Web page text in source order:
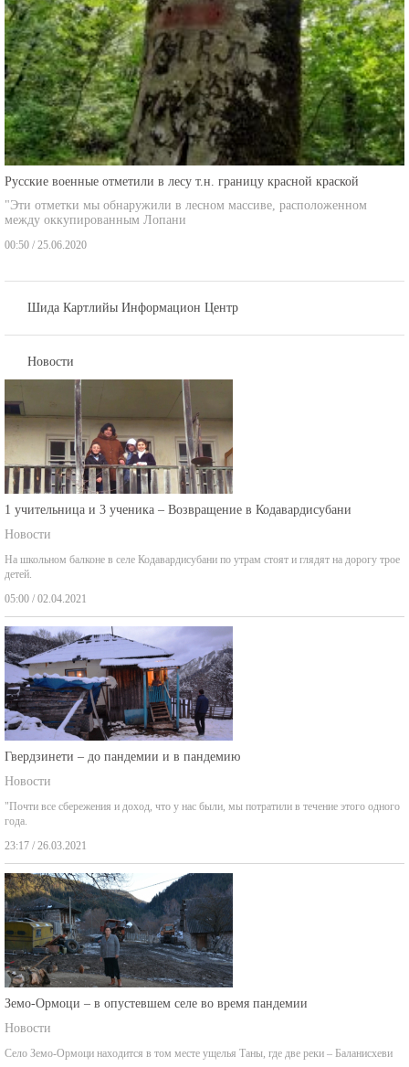
Русские военные отметили в лесу т.н. границу красной краской
"Эти отметки мы обнаружили в лесном массиве, расположенном
между оккупированным Лопани
00:50 / 25.06.2020
Шида Картлийы Информацион Центр
Новости
1 учительница и 3 ученика – Возвращение в Кодавардисубани
Новости
На школьном балконе в селе Кодавардисубани по утрам стоят и глядят на дорогу трое
детей.
05:00 / 02.04.2021
Гвердзинети – до пандемии и в пандемию
Новости
"Почти все сбережения и доход, что у нас были, мы потратили в течение этого одного
года.
23:17 / 26.03.2021
Земо-Ормоци – в опустевшем селе во время пандемии
Новости
Село Земо-Ормоци находится в том месте ущелья Таны, где две реки – Баланисхеви